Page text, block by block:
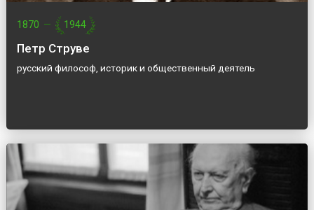
1870 — 1944
Петр Струве
русский философ, историк и общественный деятель